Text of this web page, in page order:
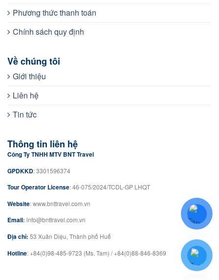
Phương thức thanh toán
Chính sách quy định
Về chúng tôi
Giới thiệu
Liên hệ
Tin tức
Thông tin liên hệ
Công Ty TNHH MTV BNT Travel
GPDKKD: 3301596374
Tour Operator License: 46-075/2024/TCDL-GP LHQT
Website: www.bnttravel.com.vn
Email: info@bnttravel.com.vn
Địa chỉ: 53 Xuân Diệu, Thành phố Huế
Hotline: +84(0)98-485-9723 (Ms. Tam) / +84(0)88-846-8369